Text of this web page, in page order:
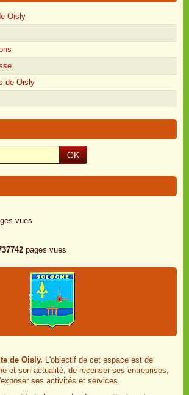
Oisly
de Oisly
OK
vues
pages vues
de Oisly. L'objectif de cet espace est de
et son actualité, de recenser ses entreprises,
ses activités et services.